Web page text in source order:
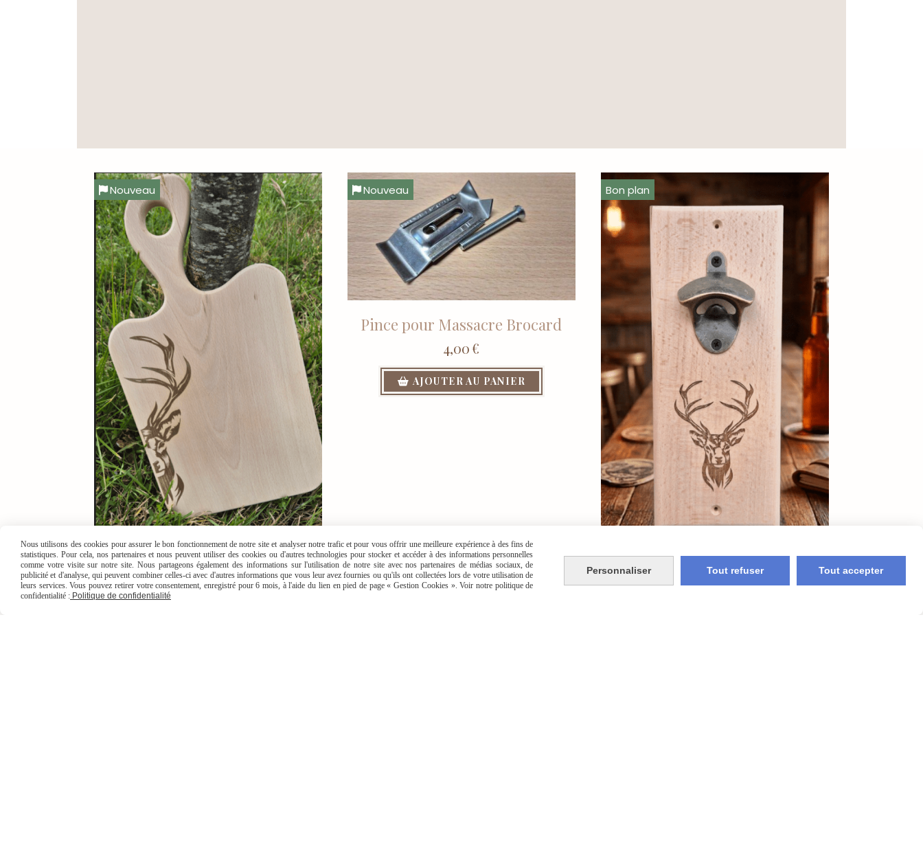
Planche à découper Grand
Format
40,00€
Nouveau
Pince pour Massacre Brocard
4,00€
AJOUTER AU PANIER
Nouveau Bon plan
Nous utilisons des cookies pour assurer le bon fonctionnement de notre site et analyser notre trafic et pour vous offrir une meilleure expérience à des fins de
statistiques. Pour cela, nos partenaires et nous peuvent utiliser des cookies ou d'autres technologies pour stocker et accéder à des informations personnelles
comme votre visite sur notre site. Nous partageons également des informations sur l'utilisation de notre site avec nos partenaires de médias sociaux, de
publicité et d'analyse, qui peuvent combiner celles-ci avec d'autres informations que vous leur avez fournies ou qu'ils ont collectées lors de votre utilisation de
leurs services. Vous pouvez retirer votre consentement, enregistré pour 6 mois, à l'aide du lien en pied de page « Gestion Cookies ». Voir notre politique de
confidentialité : Politique de confidentialité
Personnaliser Tout refuser Tout accepter